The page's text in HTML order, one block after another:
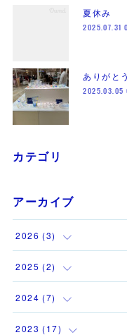
夏休み
2025.07.31
ありがと
2025.03.05
カテゴリ
アーカイブ
2026 (3)
(1
(1
(1)
2025 (2)
(1
(1)
2024 (7)
(1)
2023 (17)